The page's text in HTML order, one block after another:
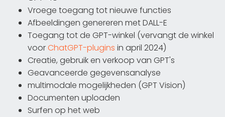
Vroege toegang tot nieuwe functies
Afbeeldingen genereren met DALL-E
Toegang tot de GPT-winkel (vervangt de winkel
voorChatGPT-plugins in april 2024)
Creatie, gebruik en verkoop van GPT's
Geavanceerde gegevensanalyse
multimodale mogelijkheden (GPT Vision)
Documenten uploaden
Surfen op het web